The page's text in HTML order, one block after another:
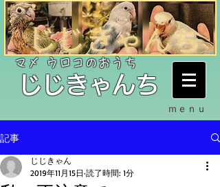
​マメ ウロコのおうち
​じじきゃんち
ｍｅｎｕ
記事
じじきゃん
2019年11月15日 読了時間: 1分